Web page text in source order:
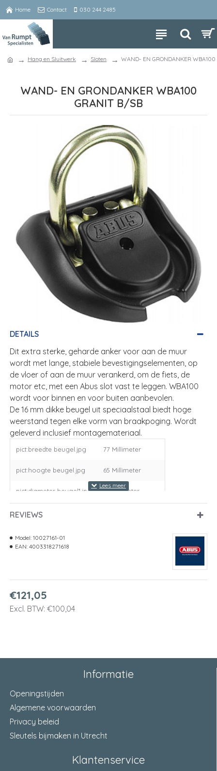
Home Contact 030 244 2485
Hang en Sluitwerk Sloten WAND- EN GRONDANKER
WAND- EN GRONDANKER WBA100
GRANIT B/SB
DETAILS
Dit extra sterke, geharde anker voor aan de muur
wordt met lange, stabiele bevestigingselementen, op
de vloer of aan de muur verankerd, om de fiets, de
motor etc, met een Abus slot vast te leggen. WBA100
wordt voor binnen en voor buiten aanbevolen.
De 16 mm dikke beugel uit speciaalstaal biedt hoge
weerstand tegen elke vorm van braakpoging. Wordt
geleverd inclusief montagemateriaal.
pict:breedte beugel.jpg 77 Millimeter
pict:hoogte beugel.jpg 65 Millimeter
pict:diameter beugel1.jpg 16 Millimeter
artikelgroep
REVIEWS
€121,05
Excl. BTW: €100,04
Model: 10027161-01
EAN: 4003318271618
Informatie
Openingstijden
Algemene voorwaarden
Privacy beleid
Sleutels bijmaken in Utrecht
Klantenservice